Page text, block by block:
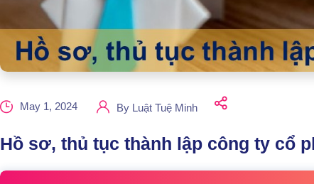
May 1, 2024 By Luật Tuệ Minh
Hồ sơ, thủ tục thành lập công ty cổ